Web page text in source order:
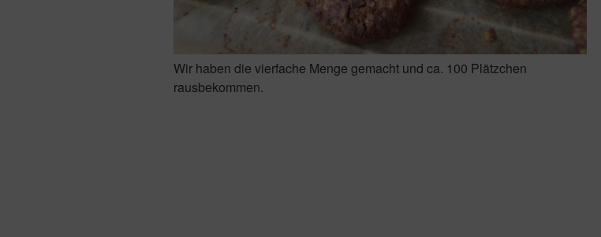
Wir haben die vierfache Menge gemacht und ca. 100 Plätzchen
rausbekommen.